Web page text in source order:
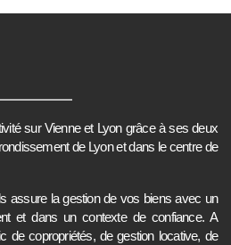
sur Vienne et Lyon grâce à ses deux
de Lyon et dans le centre de
assure la gestion de vos biens avec un
et dans un contexte de confiance. A
de copropriétés, de gestion locative, de